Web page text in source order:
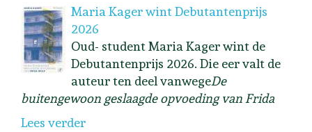
Maria Kager wint Debutantenprijs
2026
Oud- student Maria Kager wint de
Debutantenprijs 2026. Die eer valt de
auteur ten deel vanwegeDe
buitengewoon geslaagde opvoeding van Frida
Lees verder